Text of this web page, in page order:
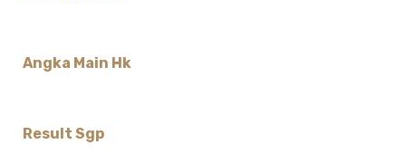
Angka Main Hk
Result Sgp